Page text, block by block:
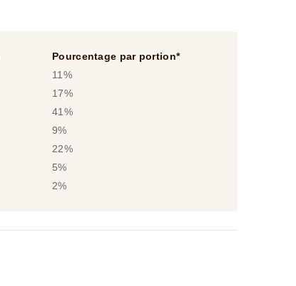
Pourcentage par portion*
11%
17%
41%
9%
22%
5%
2%